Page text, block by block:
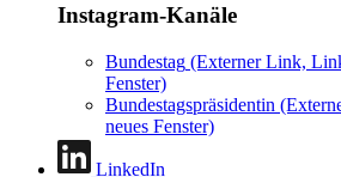
Instagram-Kanäle
Bundestag (Externer Link,
Fenster)
Bundestagspräsidentin
neues Fenster)
LinkedIn